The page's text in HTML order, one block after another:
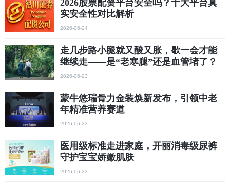
2026股票配资平台安全吗？十大平台真
实安全性对比解析
2026-06-24
走几步路小腿就又酸又胀，歇一会才能
继续走——是“老寒腿”还是血管堵了？
2026-06-23
蒙牛悠瑞骨力金装焕新发布，引领中老
年精准营养赛道
2026-06-23
医用级标准走进家庭，开丽消毒级尿裤
守护宝宝娇嫩肌肤
2026-06-23